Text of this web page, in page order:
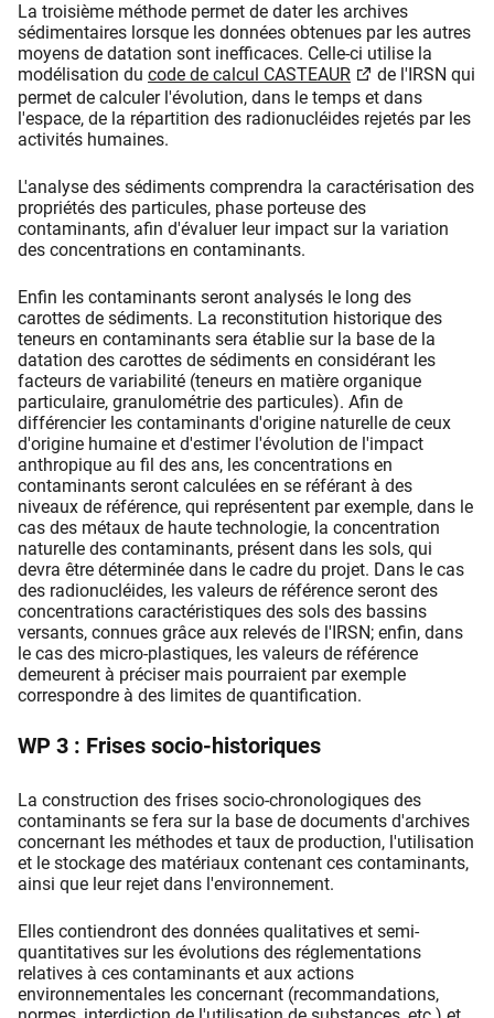
La troisième méthode permet de dater les archives
sédimentaires lorsque les données obtenues par les autres
moyens de datation sont inefficaces. Celle-ci utilise la
modélisation du code de calcul CASTEAUR
de l'IRSN qui
permet de calculer l'évolution, dans le temps et dans
l'espace, de la répartition des radionucléides rejetés par les
activités humaines.
L'analyse des sédiments comprendra la caractérisation des
propriétés des particules, phase porteuse des
contaminants, afin d'évaluer leur impact sur la variation
des concentrations en contaminants.
Enfin les contaminants seront analysés le long des
carottes de sédiments. La reconstitution historique des
teneurs en contaminants sera établie sur la base de la
datation des carottes de sédiments en considérant les
facteurs de variabilité (teneurs en matière organique
particulaire, granulométrie des particules). Afin de
différencier les contaminants d'origine naturelle de ceux
d'origine humaine et d'estimer l'évolution de l'impact
anthropique au fil des ans, les concentrations en
contaminants seront calculées en se référant à des
niveaux de référence, qui représentent par exemple, dans le
cas des métaux de haute technologie, la concentration
naturelle des contaminants, présent dans les sols, qui
devra être déterminée dans le cadre du projet. Dans le cas
des radionucléides, les valeurs de référence seront des
concentrations caractéristiques des sols des bassins
versants, connues grâce aux relevés de l'IRSN; enfin, dans
le cas des micro-plastiques, les valeurs de référence
demeurent à préciser mais pourraient par exemple
correspondre à des limites de quantification.
WP 3 : Frises socio-historiques
La construction des frises socio-chronologiques des
contaminants se fera sur la base de documents d'archives
concernant les méthodes et taux de production, l'utilisation
et le stockage des matériaux contenant ces contaminants,
ainsi que leur rejet dans l'environnement.
Elles contiendront des données qualitatives et semi-
quantitatives sur les évolutions des réglementations
relatives à ces contaminants et aux actions
environnementales les concernant (recommandations,